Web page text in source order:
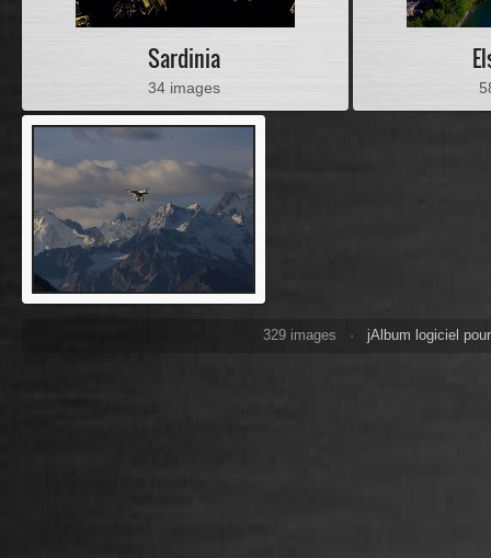
Sardinia
34 images
329 images · jAlbum logiciel